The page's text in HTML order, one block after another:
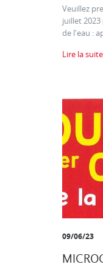
Veuillez
juillet
de l'eau :
Lire la suite
09/06/23